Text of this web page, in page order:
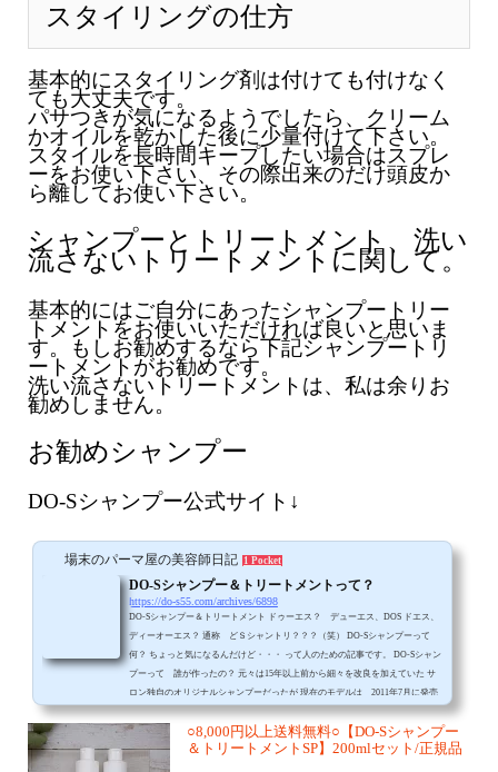
スタイリングの仕方
基本的にスタイリング剤は付けても付けなく
ても大丈夫です。
パサつきが気になるようでしたら、クリーム
かオイルを乾かした後に少量付けて下さい。
スタイルを長時間キープしたい場合はスプレ
ーをお使い下さい、その際出来のだけ頭皮か
ら離してお使い下さい。
シャンプーとトリートメント、洗い
流さないトリートメントに関して。
基本的にはご自分にあったシャンプートリー
トメントをお使いいただければ良いと思いま
す。もしお勧めするなら下記シャンプートリ
ートメントがお勧めです。
洗い流さないトリートメントは、私は余りお
勧めしません。
お勧めシャンプー
DO-Sシャンプー公式サイト↓
場末のパーマ屋の美容師日記 1 Pocket
DO-Sシャンプー＆トリートメントって？
https://do-s55.com/archives/6898
DO-Sシャンプー＆トリートメント ドゥーエス？ デューエス、DOS ドエス、
ディーオーエス？ 通称 どＳシャントリ？？？（笑） DO-Sシャンプーって
何？ ちょっと気になるんだけど・・・ って人のための記事です。 DO-Sシャン
プーって 誰が作ったの？ 元々は15年以上前から細々を改良を加えていた サ
ロン独自のオリジナルシャンプーだったが 現在のモデルは 2011年7月に発売
された とある岡山の
○8,000円以上送料無料○【DO-Sシャンプー
＆トリートメントSP】200mlセット/正規品